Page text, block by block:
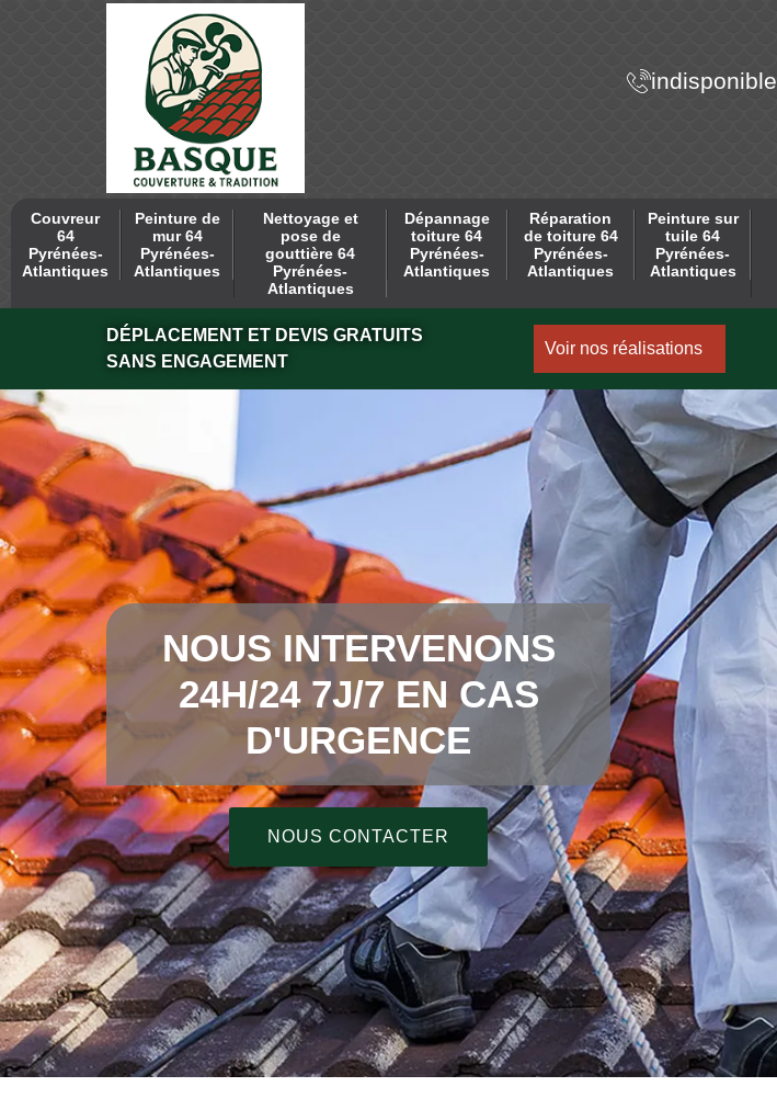
indisponible
Couvreur
64
Pyrénées-
Atlantiques
Peinture de
mur 64
Pyrénées-
Atlantiques
Nettoyage et
pose de
gouttière 64
Pyrénées-
Atlantiques
Dépannage
toiture 64
Pyrénées-
Atlantiques
Réparation
de toiture 64
Pyrénées-
Atlantiques
Peinture sur
tuile 64
Pyrénées-
Atlantiques
DÉPLACEMENT ET DEVIS GRATUITS
SANS ENGAGEMENT
Voir nos réalisations
NOUS INTERVENONS
24H/24 7J/7 EN CAS
D'URGENCE
NOUS CONTACTER